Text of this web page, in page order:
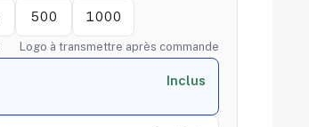
500 1000
Logo à transmettre après commande
Inclus